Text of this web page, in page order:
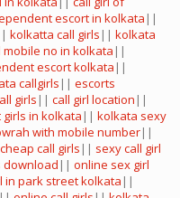
escort in kolkata ||
kolkatta call girls || kolkata
mobile no in kolkata ||
escort kolkata ||
callgirls || escorts
girls || call girl location ||
girls in kolkata || kolkata sexy
with mobile number||
call girls || sexy call girl
download || online sex girl
in park street kolkata ||